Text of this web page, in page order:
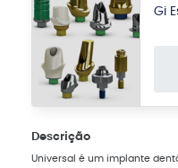
Gi
Descrição
Universal é um implante